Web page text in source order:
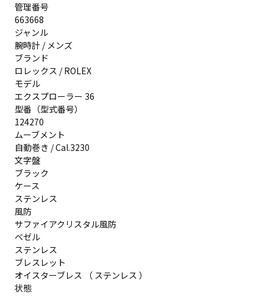
管理番号
663668
ジャンル
腕時計 / メンズ
ブランド
ロレックス / ROLEX
モデル
エクスプローラー 36
型番（型式番号）
124270
ムーブメント
自動巻き / Cal.3230
文字盤
ブラック
ケース
ステンレス
風防
サファイアクリスタル風防
ベゼル
ステンレス
ブレスレット
オイスターブレス （ ステンレス ）
状態